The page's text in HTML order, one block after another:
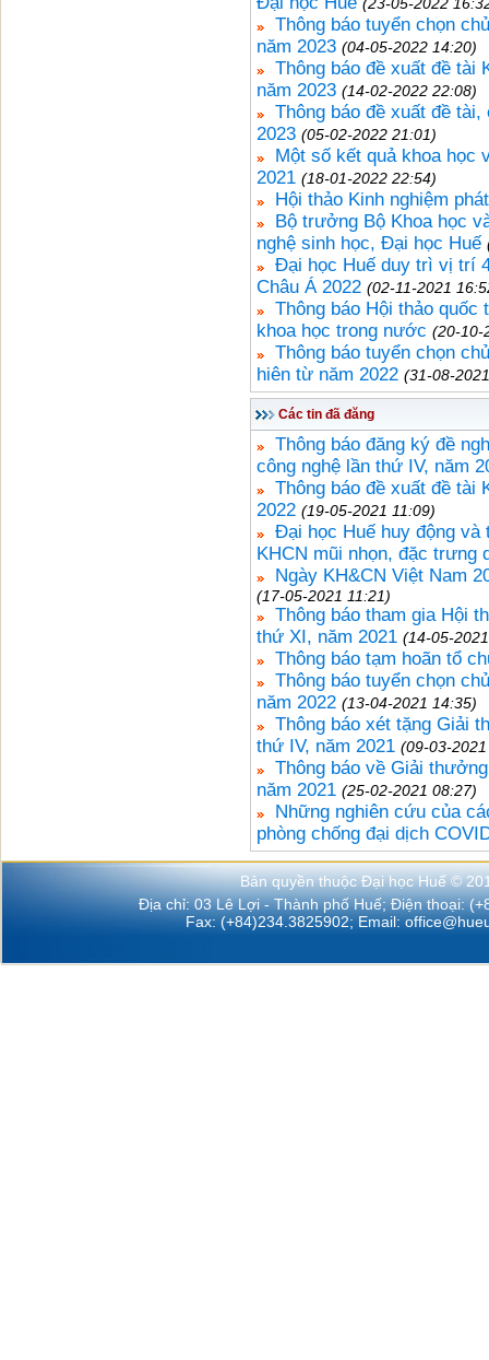
Thông báo tuyển chọn
năm 2023 (04-05-2022 14:20)
Thông báo đề xuất đề tài
năm 2023 (14-02-2022 22:08)
Thông báo đề xuất đề
2023 (05-02-2022 21:01)
Một số kết quả khoa học
2021 (18-01-2022 22:54)
Hội thảo Kinh nghiệm
Bộ trưởng Bộ Khoa học
nghệ sinh học, Đại học Huế
Đại học Huế duy trì vị trí
Châu Á 2022 (02-11-2021
Thông báo Hội thảo quốc
khoa học trong nước (20-10-
Thông báo tuyển chọn
hiên từ năm 2022 (31-08-
Các tin đã đăng
Thông báo đăng ký đề
công nghệ lần thứ IV, năm
Thông báo đề xuất đề tài
2022 (19-05-2021 11:09)
Đại học Huế huy động và
KHCN mũi nhọn, đặc trưng
Ngày KH&CN Việt Nam
(17-05-2021 11:21)
Thông báo tham gia Hội
thứ XI, năm 2021 (14-05-
Thông báo tạm hoãn tổ
Thông báo tuyển chọn
năm 2022 (13-04-2021 14:35)
Thông báo xét tặng Giải
thứ IV, năm 2021 (09-03-
Thông báo về Giải
năm 2021 (25-02-2021 08:27)
Những nghiên cứu của
phòng chống đại dịch
Bản quyền thuộc Đại học Huế ©
Địa chỉ: 03 Lê Lợi - Thành phố Huế; Điện thoại:
Fax: (+84)234.3825902; Email: